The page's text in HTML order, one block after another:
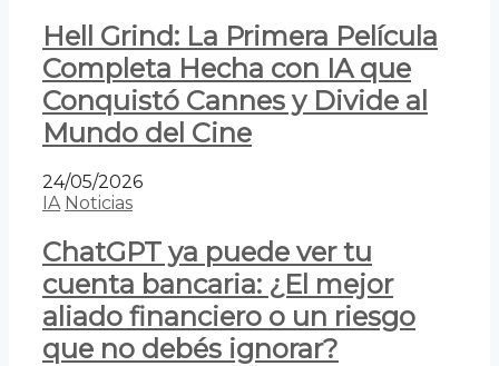
Hell Grind: La Primera Película
Completa Hecha con IA que
Conquistó Cannes y Divide al
Mundo del Cine
24/05/2026
IA Noticias
ChatGPT ya puede ver tu
cuenta bancaria: ¿El mejor
aliado financiero o un riesgo
que no debés ignorar?